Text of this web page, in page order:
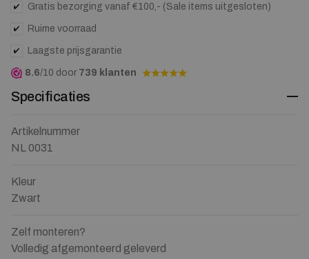
Gratis bezorging vanaf €100,- (Sale items uitgesloten)
Ruime voorraad
Laagste prijsgarantie
8.6/10 door 739 klanten
Specificaties
Artikelnummer
NL 0031
Kleur
Zwart
Zelf monteren?
Volledig afgemonteerd geleverd